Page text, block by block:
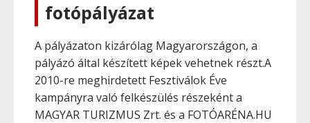
fotópályázat
A pályázaton kizárólag Magyarországon, a
pályázó által készített képek vehetnek részt.A
2010-re meghirdetett Fesztiválok Éve
kampányra való felkészülés részeként a
MAGYAR TURIZMUS Zrt. és a FOTÓARÉNA.HU